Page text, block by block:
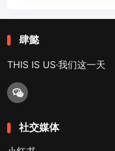
肆懿
THIS IS US·我们这一天
社交媒体